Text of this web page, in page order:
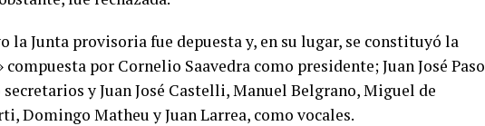
la Junta provisoria fue depuesta y, en su lugar, se constituyó la
compuesta por Cornelio Saavedra como presidente; Juan José Paso
y Juan José Castelli, Manuel Belgrano, Miguel de
Domingo Matheu y Juan Larrea, como vocales.